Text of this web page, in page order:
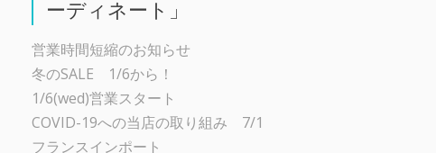
ーディネート」
営業時間短縮のお知らせ
冬のSALE 1/6から！
1/6(wed)営業スタート
COVID-19への当店の取り組み 7/1
フランスインポート